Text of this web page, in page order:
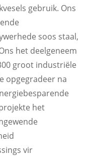
gebruik. Ons
soos staal,
het deelgeneem
groot industriële
opgegradeer na
het
vir